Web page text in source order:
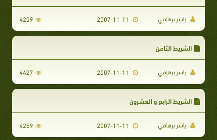
ياسر برهامي 4209
الشريط الثامن
ياسر برهامي 4427
الشريط الرابع و العشرون
ياسر برهامي 4259